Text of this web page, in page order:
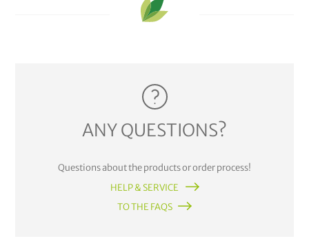
ANY QUESTIONS?
Questions about the products or order process!
HELP & SERVICE
TO THE FAQS